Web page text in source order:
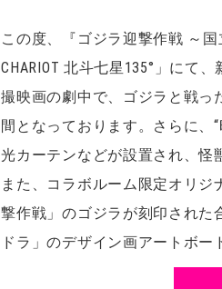
この度、『ゴジラ迎撃作戦 ～
CHARIOT 北斗七星135°」にて
撮映画の劇中で、ゴジラと戦っ
間となっております。さらに、
光カーテンなどが設置され、怪
また、コラボルーム限定オリ
撃作戦」のゴジラが刻印された
ドラ」のデザイン画アートボー